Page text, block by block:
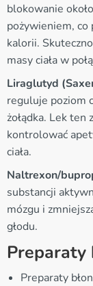
blokowanie
pożywieniem, co
kalorii.
masy ciała w
Liraglutyd
reguluje poziom
żołądka. Lek ten
kontrolować
ciała.
Naltrexon/
substancji
mózgu i
głodu.
Preparaty
Preparaty